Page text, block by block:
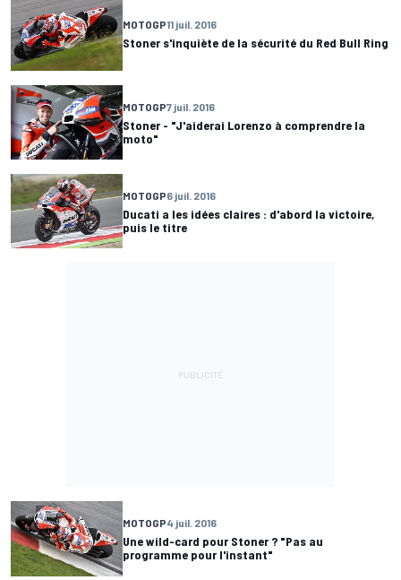
MOTOGP11 juil. 2016
Stoner s'inquiète de la sécurité du Red Bull Ring
MOTOGP7 juil. 2016
Stoner - "J'aiderai Lorenzo à comprendre la
moto"
MOTOGP6 juil. 2016
Ducati a les idées claires : d'abord la victoire,
puis le titre
MOTOGP4 juil. 2016
Une wild-card pour Stoner ? "Pas au
programme pour l'instant"